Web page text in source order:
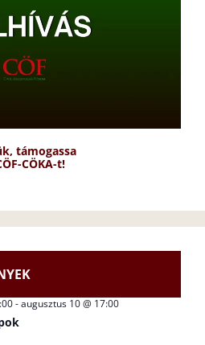
támogassa
CÖKA-t!
-augusztus 10 @ 17:00